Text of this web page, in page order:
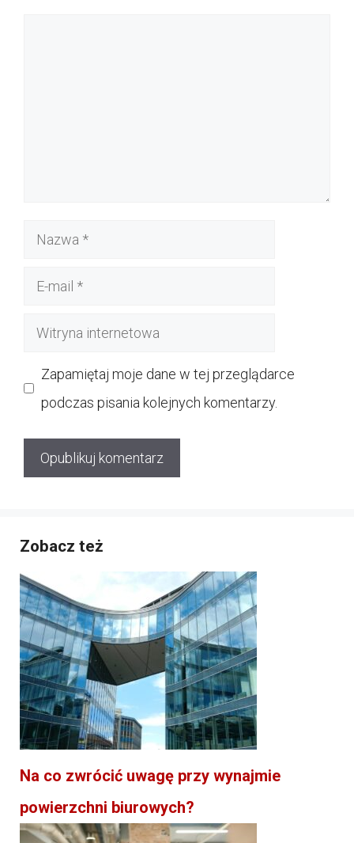
Nazwa
Witryna
Zapamiętaj moje dane w tej przeglądarce
podczas pisania kolejnych komentarzy.
Zobacz też
Na co zwrócić uwagę przy wynajmie
powierzchni biurowych?